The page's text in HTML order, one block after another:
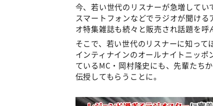
今、若い世代のリスナーが急増してい
スマートフォンなどでラジオが聞け
オ特集雑誌も続々と販売され話題を呼
そこで、若い世代のリスナーに知っ
インティナインのオールナイトニッ
ているMC・岡村隆史にも、先輩たち
伝授してもらうことに。